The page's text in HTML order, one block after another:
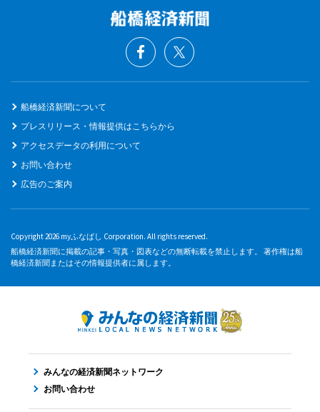
船橋経済新聞について
プレスリリース・情報提供はこちらから
アクセスデータの利用について
お問い合わせ
広告のご案内
Copyright 2026 myふなばし Corporation. All rights reserved.
船橋経済新聞に掲載の記事・写真・図表などの無断転載を禁止します。 著作権は船
橋経済新聞またはその情報提供者に属します。
みんなの経済新聞ネットワーク
お問い合わせ